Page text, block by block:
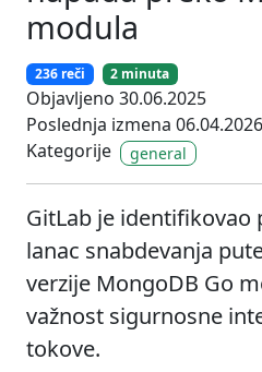
modula
236 reči 2 minuta
Objavljeno 30.06.2025
Poslednja izmena 06.04.2026
Kategorije
general
GitLab je identifikovao
lanac snabdevanja
verzije MongoDB Go
važnost sigurnosne
tokove.